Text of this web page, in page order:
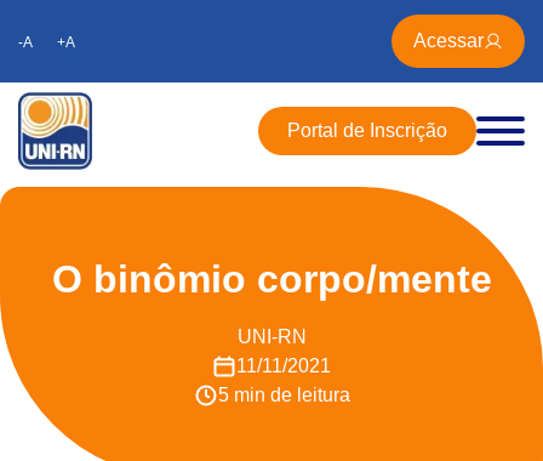
-A +A Acessar
Portal de Inscrição
O binômio corpo/mente
UNI-RN
11/11/2021
5 min de leitura